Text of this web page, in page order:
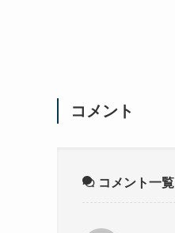
コメント
コメント一覧